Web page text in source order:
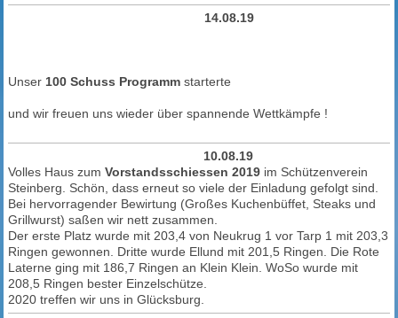
14.08.19
Unser 100 Schuss Programmstarterte
und wir freuen uns wieder über spannende Wettkämpfe !
10.08.19
Volles Haus zum Vorstandsschiessen 2019im Schützenverein
Steinberg. Schön, dass erneut so viele der Einladung gefolgt sind.
Bei hervorragender Bewirtung (Großes Kuchenbüffet, Steaks und
Grillwurst) saßen wir nett zusammen.
Der erste Platz wurde mit 203,4 von Neukrug 1 vor Tarp 1 mit 203,3
Ringen gewonnen. Dritte wurde Ellund mit 201,5 Ringen. Die Rote
Laterne ging mit 186,7 Ringen an Klein Klein. WoSo wurde mit
208,5 Ringen bester Einzelschütze.
2020 treffen wir uns in Glücksburg.